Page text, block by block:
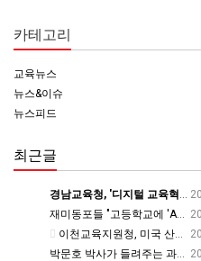
카테고리
교육뉴스
뉴스&이슈
뉴스피드
최근글
경남교육청, '디지털 교육혁신' 유공 교원 24명 미국 연수 - 연합뉴스
재미동포들 "고등학교에 'AP 한국어' 도입하라“ - 재외동포신문
이천교육지원청, 미국 산타클라라와 국제교육교류 파트너십 회의 개최:경인투데이뉴스 - 경인투데이뉴스
박문호 박사가 들려주는 과학사 속 결정적 순간들! 직관을 뛰어넘는 과학적 통찰 : 생각하는 청소년을 위한 과학 시리즈 1부(feat.박문호 박사)